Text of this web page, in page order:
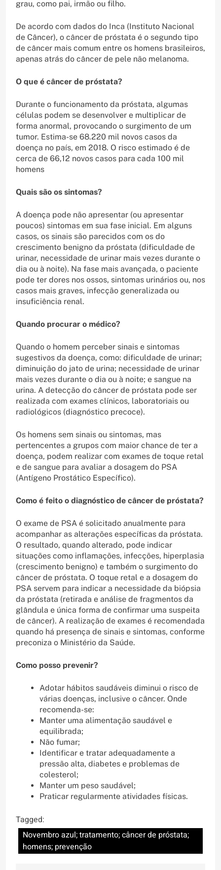
grau, como pai, irmão ou filho.
De acordo com dados do Inca (Instituto Nacional
de Câncer), o câncer de próstata é o segundo tipo
de câncer mais comum entre os homens brasileiros,
apenas atrás do câncer de pele não melanoma.
O que é câncer de próstata?
Durante o funcionamento da próstata, algumas
células podem se desenvolver e multiplicar de
forma anormal, provocando o surgimento de um
tumor. Estima-se 68.220 mil novos casos da
doença no país, em 2018. O risco estimado é de
cerca de 66,12 novos casos para cada 100 mil
homens
Quais são os sintomas?
A doença pode não apresentar (ou apresentar
poucos) sintomas em sua fase inicial. Em alguns
casos, os sinais são parecidos com os do
crescimento benigno da próstata (dificuldade de
urinar, necessidade de urinar mais vezes durante o
dia ou à noite). Na fase mais avançada, o paciente
pode ter dores nos ossos, sintomas urinários ou, nos
casos mais graves, infecção generalizada ou
insuficiência renal.
Quando procurar o médico?
Quando o homem perceber sinais e sintomas
sugestivos da doença, como: dificuldade de urinar;
diminuição do jato de urina; necessidade de urinar
mais vezes durante o dia ou à noite; e sangue na
urina. A detecção do câncer de próstata pode ser
realizada com exames clínicos, laboratoriais ou
radiológicos (diagnóstico precoce).
Os homens sem sinais ou sintomas, mas
pertencentes a grupos com maior chance de ter a
doença, podem realizar com exames de toque retal
e de sangue para avaliar a dosagem do PSA
(Antígeno Prostático Específico).
Como é feito o diagnóstico de câncer de próstata?
O exame de PSA é solicitado anualmente para
acompanhar as alterações específicas da próstata.
O resultado, quando alterado, pode indicar
situações como inflamações, infecções, hiperplasia
(crescimento benigno) e também o surgimento do
câncer de próstata. O toque retal e a dosagem do
PSA servem para indicar a necessidade da biópsia
da próstata (retirada e análise de fragmentos da
glândula e única forma de confirmar uma suspeita
de câncer). A realização de exames é recomendada
quando há presença de sinais e sintomas, conforme
preconiza o Ministério da Saúde.
Como posso prevenir?
Adotar hábitos saudáveis diminui o risco de
várias doenças, inclusive o câncer. Onde
recomenda-se:
Manter uma alimentação saudável e
equilibrada;
Não fumar;
Identificar e tratar adequadamente a
pressão alta, diabetes e problemas de
colesterol;
Manter um peso saudável;
Praticar regularmente atividades físicas.
Tagged:
Novembro azul; tratamento; câncer de próstata;
homens; prevenção